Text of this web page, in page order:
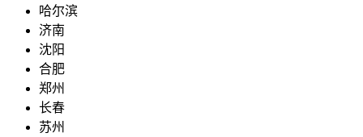
哈尔滨
济南
沈阳
合肥
郑州
长春
苏州